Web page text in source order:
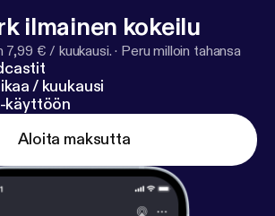
ilmainen kokeilu
7,99 € / kuukausi. · Peru milloin tahansa
/ kuukausi
käyttöön
Aloita maksutta